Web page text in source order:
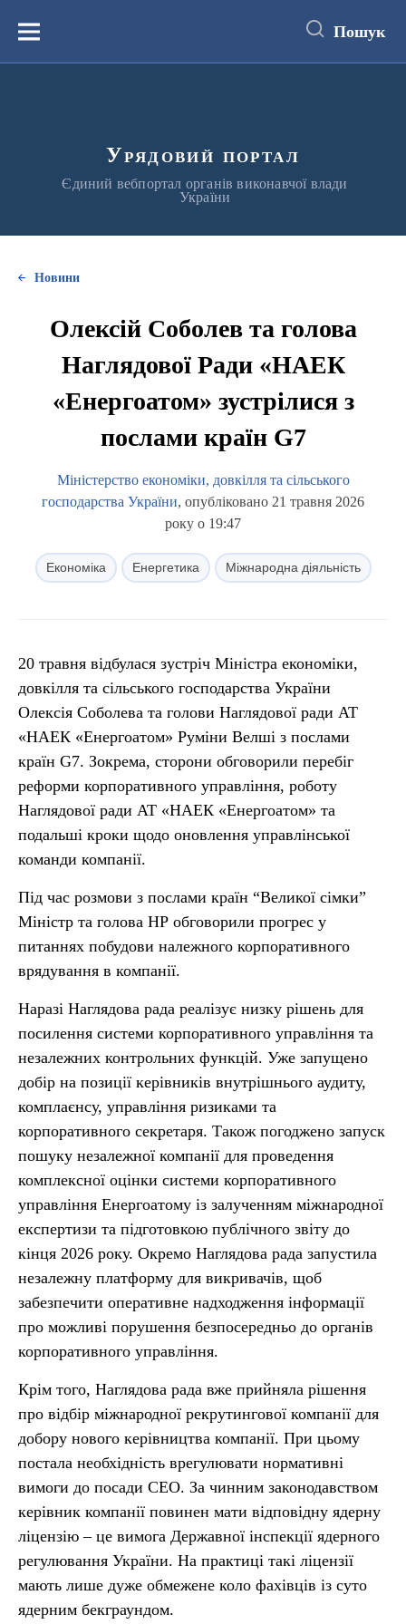
вмістуМеню Пошук
Урядовий портал
Єдиний вебпортал органів виконавчої влади
України
Новини
Олексій Соболев та голова
Наглядової Ради «НАЕК
«Енергоатом» зустрілися з
послами країн G7
Міністерство економіки, довкілля та сільського
господарства України, опубліковано 21 травня 2026
року о 19:47
Економіка Енергетика Міжнародна діяльність
20 травня відбулася зустріч Міністра економіки,
довкілля та сільського господарства України
Олексія Соболева та голови Наглядової ради АТ
«НАЕК «Енергоатом» Руміни Велші з послами
країн G7. Зокрема, сторони обговорили перебіг
реформи корпоративного управління, роботу
Наглядової ради АТ «НАЕК «Енергоатом» та
подальші кроки щодо оновлення управлінської
команди компанії.
Під час розмови з послами країн “Великої сімки”
Міністр та голова НР обговорили прогрес у
питаннях побудови належного корпоративного
врядування в компанії.
Наразі Наглядова рада реалізує низку рішень для
посилення системи корпоративного управління та
незалежних контрольних функцій. Уже запущено
добір на позиції керівників внутрішнього аудиту,
комплаєнсу, управління ризиками та
корпоративного секретаря. Також погоджено запуск
пошуку незалежної компанії для проведення
комплексної оцінки системи корпоративного
управління Енергоатому із залученням міжнародної
експертизи та підготовкою публічного звіту до
кінця 2026 року. Окремо Наглядова рада запустила
незалежну платформу для викривачів, щоб
забезпечити оперативне надходження інформації
про можливі порушення безпосередньо до органів
корпоративного управління.
Крім того, Наглядова рада вже прийняла рішення
про відбір міжнародної рекрутингової компанії для
добору нового керівництва компанії. При цьому
постала необхідність врегулювати нормативні
вимоги до посади CEO. За чинним законодавством
керівник компанії повинен мати відповідну ядерну
ліцензію – це вимога Державної інспекції ядерного
регулювання України. На практиці такі ліцензії
мають лише дуже обмежене коло фахівців із суто
ядерним бекграундом.